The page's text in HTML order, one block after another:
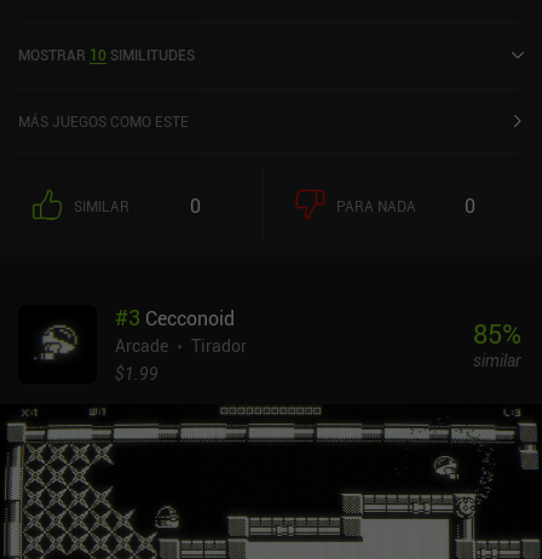
MOSTRAR 10 SIMILITUDES
MÁS JUEGOS COMO ESTE
SIMILAR 0 PARA NADA 0
#3 Cecconoid
Arcade
Tirador
$1.99
85%
similar